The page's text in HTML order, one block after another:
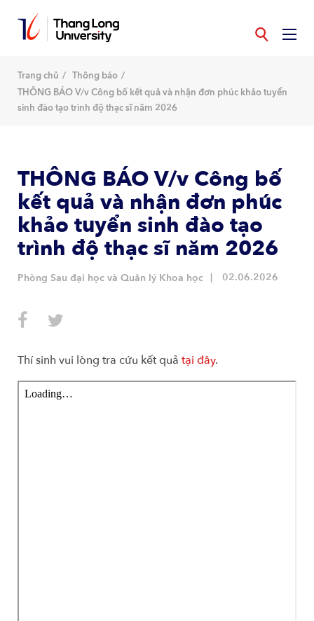
dungTrang chủ
Thông báo
THÔNG BÁO V/v Công bố kết quả và nhận đơn phúc khảo tuyển
sinh đào tạo trình độ thạc sĩ năm 2026
THÔNG BÁO V/v Công bố
kết quả và nhận đơn phúc
khảo tuyển sinh đào tạo
trình độ thạc sĩ năm 2026
Phòng Sau đại học và Quản lý Khoa học 02.06.2026
Thí sinh vui lòng tra cứu kết quả tại đây.